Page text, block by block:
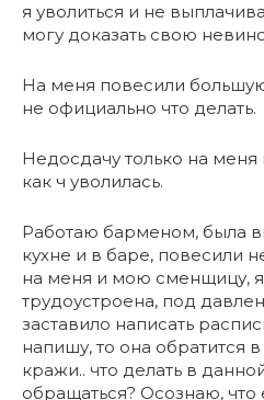
я уволиться и не
могу доказать свою
На меня повесили
не официально что делать.
Недосдачу только на меня
как ч уволилась.
Работаю барменом, была
кухне и в баре, повесили
на меня и мою сменщицу,
трудоустроена, под
заставило написать
напишу, то она обратится
кражи.. что делать в
обращаться? Осознаю, что